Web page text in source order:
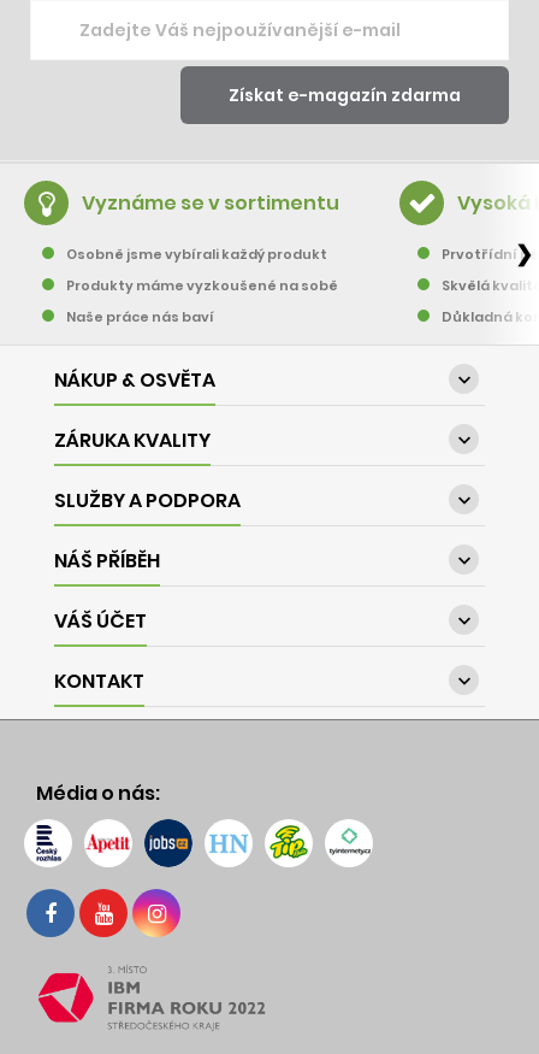
Vyznáme se v sortimentu
Osobně jsme vybírali každý produkt
Produkty máme vyzkoušené na sobě
Naše práce nás baví
Vysoká
Prvotřídní
Skvělá
Důkladná
❯
NÁKUP & OSVĚTA 
ZÁRUKA KVALITY 
SLUŽBY A PODPORA 
NÁŠ PŘÍBĚH 
VÁŠ ÚČET 
KONTAKT 
Média o nás: